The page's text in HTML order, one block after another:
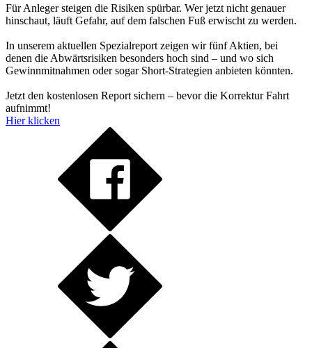
Für Anleger steigen die Risiken spürbar. Wer jetzt nicht genauer
hinschaut, läuft Gefahr, auf dem falschen Fuß erwischt zu werden.
In unserem aktuellen Spezialreport zeigen wir fünf Aktien, bei
denen die Abwärtsrisiken besonders hoch sind – und wo sich
Gewinnmitnahmen oder sogar Short-Strategien anbieten könnten.
Jetzt den kostenlosen Report sichern – bevor die Korrektur Fahrt
aufnimmt!
Hier klicken